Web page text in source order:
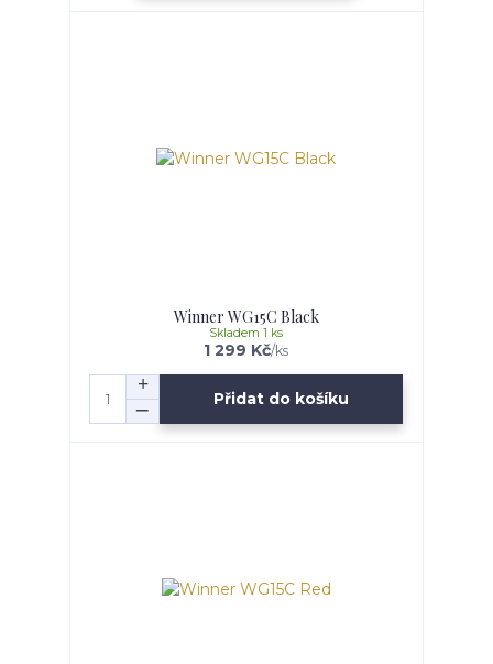
Winner WG15C Black
1 299 Kč/ks
Skladem 1 ks
Přidat do košíku